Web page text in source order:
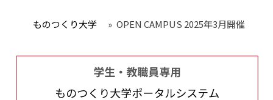
ものつくり大学 » OPEN CAMPUS 2025年3月開催